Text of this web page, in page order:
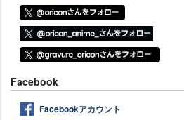
Facebook
Facebookアカウント